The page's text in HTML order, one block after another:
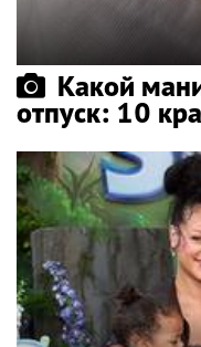
Какой
отпуск: 10